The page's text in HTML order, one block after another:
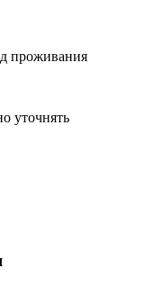
проживания
уточнять